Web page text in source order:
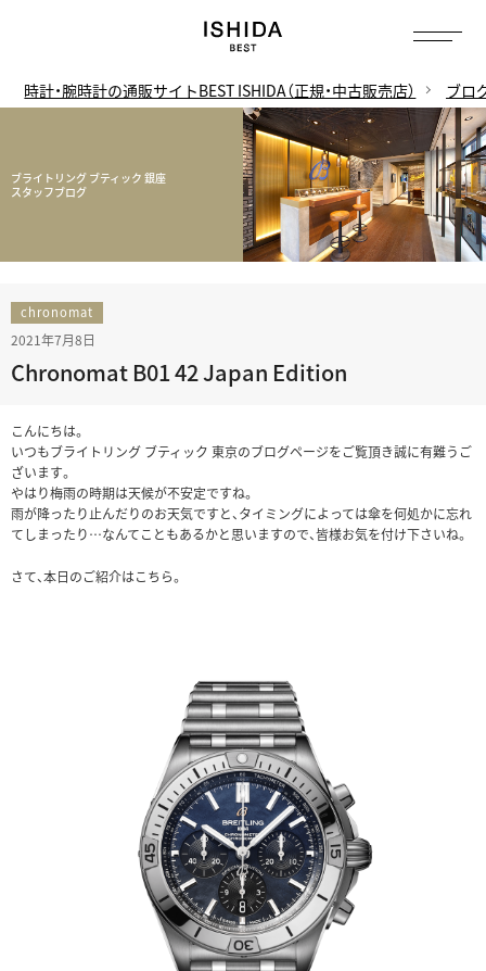
時計・腕時計の通販サイトBEST ISHIDA（正規・中古販売店） ブロ
ブライトリング ブティック 銀座
スタッフブログ
chronomat
2021年7月8日
Chronomat B01 42 Japan Edition
こんにちは。
いつもブライトリング ブティック 東京のブログページをご覧頂き誠に有難うご
ざいます。
やはり梅雨の時期は天候が不安定ですね。
雨が降ったり止んだりのお天気ですと、タイミングによっては傘を何処かに忘れ
てしまったり…なんてこともあるかと思いますので、皆様お気を付け下さいね。
さて、本日のご紹介はこちら。